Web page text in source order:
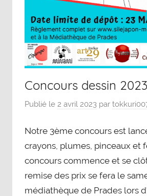
Concours dessin 2023
Publié le 2 avril 2023 par
Notre 3ème concours est
crayons, plumes, pinceaux et
concours commence et se
remise des prix se fera le
médiathèque de Prades lors